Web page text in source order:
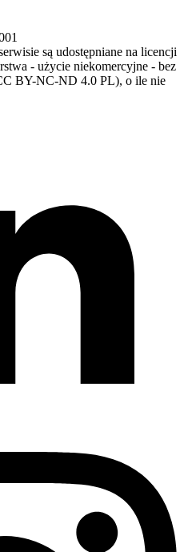
są udostępniane na licencji
- użycie niekomercyjne - bez
BY-NC-ND 4.0 PL), o ile nie